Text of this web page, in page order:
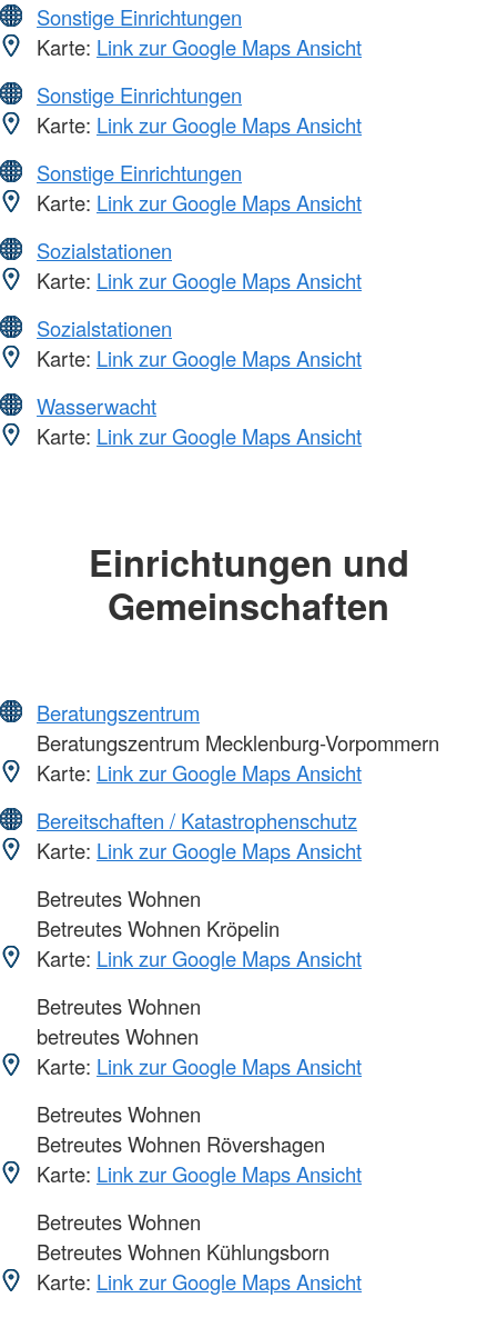
Sonstige Einrichtungen
Karte: Link zur Google Maps Ansicht
Sonstige Einrichtungen
Karte: Link zur Google Maps Ansicht
Sonstige Einrichtungen
Karte: Link zur Google Maps Ansicht
Sozialstationen
Karte: Link zur Google Maps Ansicht
Sozialstationen
Karte: Link zur Google Maps Ansicht
Wasserwacht
Karte: Link zur Google Maps Ansicht
Einrichtungen und
Gemeinschaften
Beratungszentrum
Beratungszentrum Mecklenburg-Vorpommern
Karte: Link zur Google Maps Ansicht
Bereitschaften / Katastrophenschutz
Karte: Link zur Google Maps Ansicht
Betreutes Wohnen
Betreutes Wohnen Kröpelin
Karte: Link zur Google Maps Ansicht
Betreutes Wohnen
betreutes Wohnen
Karte: Link zur Google Maps Ansicht
Betreutes Wohnen
Betreutes Wohnen Rövershagen
Karte: Link zur Google Maps Ansicht
Betreutes Wohnen
Betreutes Wohnen Kühlungsborn
Karte: Link zur Google Maps Ansicht